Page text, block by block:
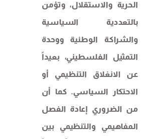
الحرية والاستقلال، وتؤمن
بالتعددية السياسية
والشراكة الوطنية ووحدة
التمثيل الفلسطيني، بعيداً
عن الانغلاق التنظيمي أو
الاحتكار السياسي. كما أن
من الضروري إعادة الفصل
المفاهيمي والتنظيمي بين